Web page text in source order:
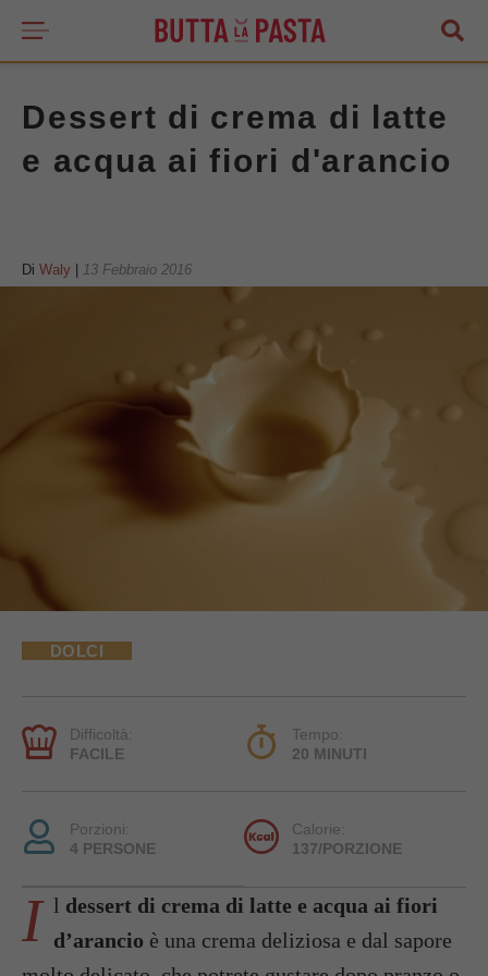
Dessert di crema di latte
e acqua ai fiori d'arancio
Di Waly 13 Febbraio 2016
DOLCI
Difficoltà:
FACILE
Tempo:
20 MINUTI
Porzioni:
4 PERSONE
Calorie:
137/PORZIONE
I l dessert di crema di latte e acqua ai fiori
d’arancio è una crema deliziosa e dal sapore